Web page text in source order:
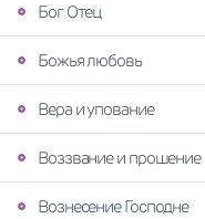
Бог Отец
Божья любовь
Вера и упование
Воззвание и прошение
Вознесение Господне